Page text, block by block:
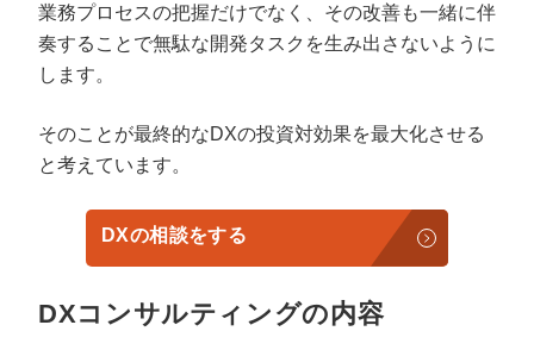
業務プロセスの把握だけでなく、その改善も一緒に伴
奏することで無駄な開発タスクを生み出さないように
します。
そのことが最終的なDXの投資対効果を最大化させる
と考えています。
DXの相談をする
DXコンサルティングの内容